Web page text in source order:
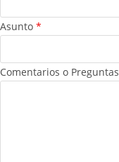
Asunto *
Comentarios o Preguntas